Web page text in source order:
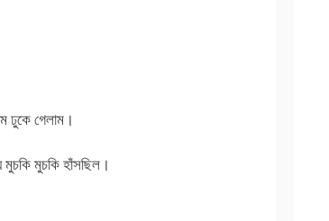
ঢুকে গেলাম।
মুচকি মুচকি হাঁসছিল।